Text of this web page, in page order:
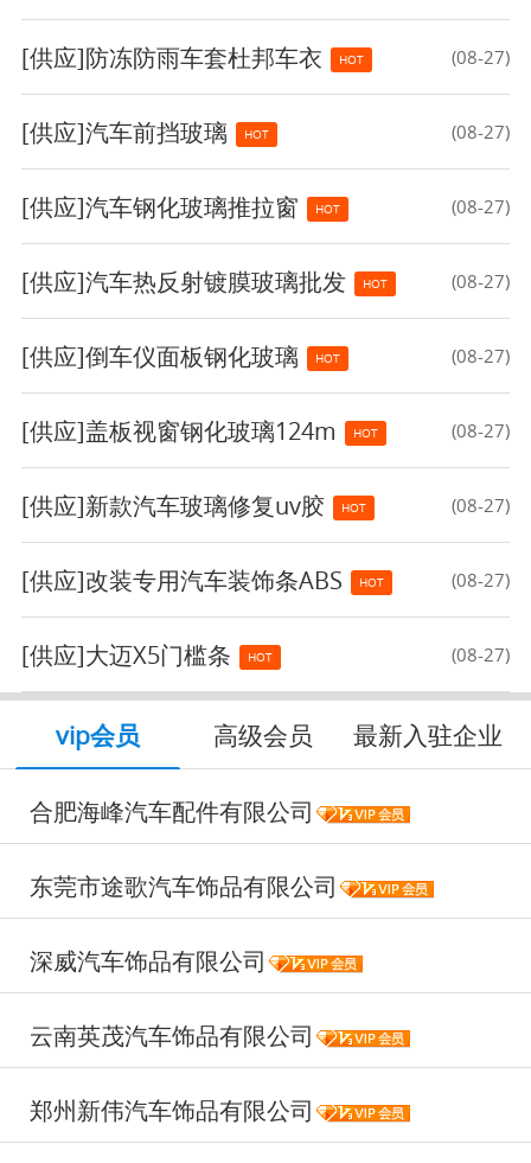
[供应]防冻防雨车套杜邦车衣 HOT (08-27)
[供应]汽车前挡玻璃 HOT (08-27)
[供应]汽车钢化玻璃推拉窗 HOT (08-27)
[供应]汽车热反射镀膜玻璃批发 HOT (08-27)
[供应]倒车仪面板钢化玻璃 HOT (08-27)
[供应]盖板视窗钢化玻璃124m HOT (08-27)
[供应]新款汽车玻璃修复uv胶 HOT (08-27)
[供应]改装专用汽车装饰条ABS HOT (08-27)
[供应]大迈X5门槛条 HOT (08-27)
vip会员 高级会员 最新入驻企业
合肥海峰汽车配件有限公司
东莞市途歌汽车饰品有限公司
深威汽车饰品有限公司
云南英茂汽车饰品有限公司
郑州新伟汽车饰品有限公司